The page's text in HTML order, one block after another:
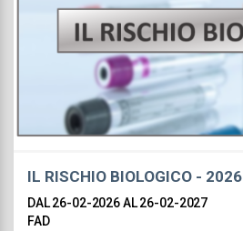
IL RISCHIO BIOLOGICO - 2026
DAL 26-02-2026AL 26-02-2027
FAD